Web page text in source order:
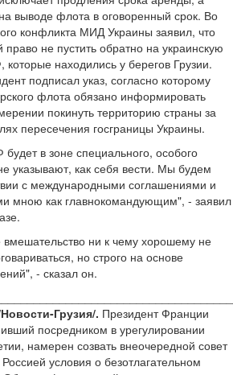
выводе флота в оговоренный срок. Во
конфликта МИД Украины заявил, что
право не пустить обратно на украинскую
находились у берегов Грузии.
подписал указ, согласно которому
флота обязано информировать
покинуть территорию страны за
пересечения госграницы Украины.
в зоне специального, особого
указывают, как себя вести. Мы будем
с международными соглашениями и
мною как главнокомандующим", - заявил
ни к чему хорошему не
но строго на основе
- сказал он.
Грузия/. Президент Франции
посредником в урегулировании
намерен созвать внеочередной совет
условия о безотлагательном